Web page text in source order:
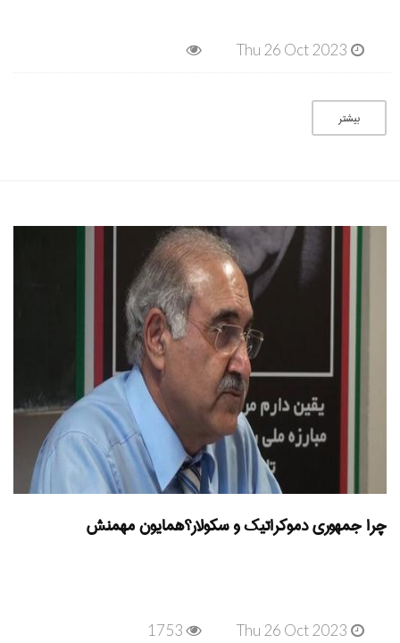
Thu 26 Oct 2023
بیشتر
چرا جمهوری دموکراتیک و سکولار؟همایون مهمنش
Thu 26 Oct 2023
1753